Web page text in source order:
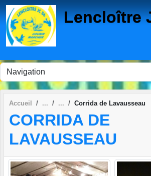
Lencloître
Accueil Corrida de Lavausseau
CORRIDA DE
LAVAUSSEAU
Panneau de gestion des cookies